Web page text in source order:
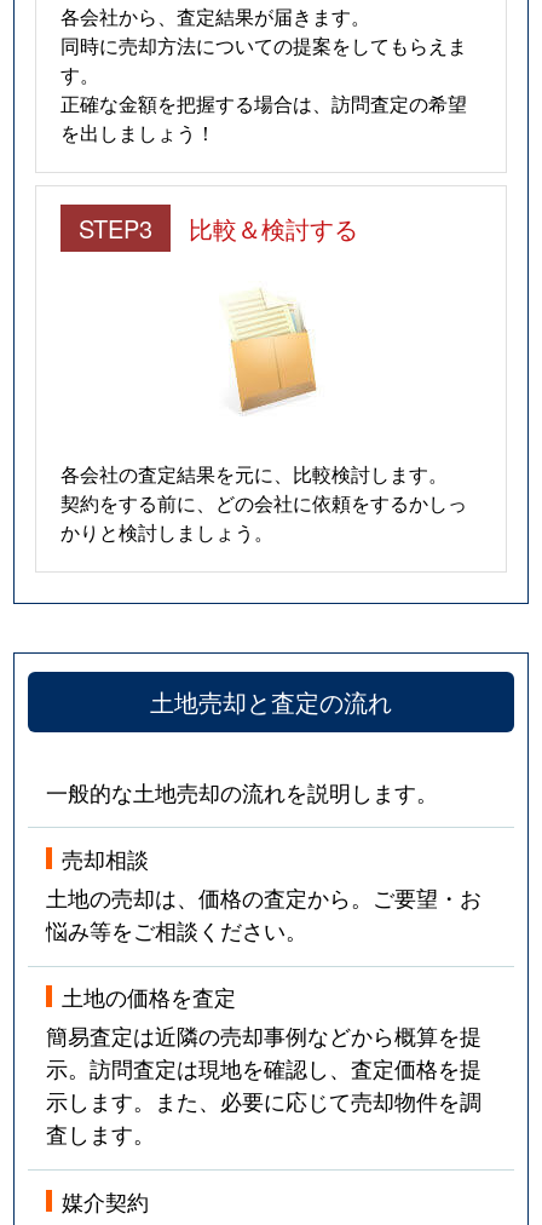
各会社から、査定結果が届きます。
同時に売却方法についての提案をしてもらえま
す。
正確な金額を把握する場合は、訪問査定の希望
を出しましょう！
STEP3 比較＆検討する
各会社の査定結果を元に、比較検討します。
契約をする前に、どの会社に依頼をするかしっ
かりと検討しましょう。
土地売却と査定の流れ
一般的な土地売却の流れを説明します。
売却相談
土地の売却は、価格の査定から。ご要望・お
悩み等をご相談ください。
土地の価格を査定
簡易査定は近隣の売却事例などから概算を提
示。訪問査定は現地を確認し、査定価格を提
示します。また、必要に応じて売却物件を調
査します。
媒介契約